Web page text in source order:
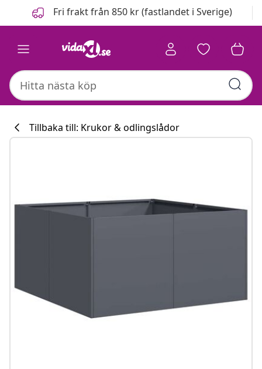
FöregåendeFri frakt från 850 kr (fastlandet i Sverige)
Tillbaka till: Krukor & odlingslådor